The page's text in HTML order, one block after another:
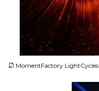
JPG
MomentFactory